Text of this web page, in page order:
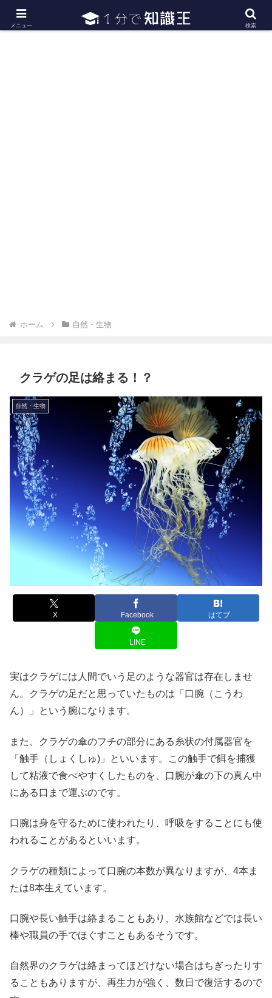
日常で必要な常識・知識や雑学・豆知識を幅広く紹介
ホーム 自然・生物
クラゲの足は絡まる！？
自然・生物
X Facebook はてブ
LINE
実はクラゲには人間でいう足のような器官は存在しませ
ん。クラゲの足だと思っていたものは「口腕（こうわ
ん）」という腕になります。
また、クラゲの傘のフチの部分にある糸状の付属器官を
「触手（しょくしゅ)」といいます。この触手で餌を捕獲
して粘液で食べやすくしたものを、口腕が傘の下の真ん中
にある口まで運ぶのです。
口腕は身を守るために使われたり、呼吸をすることにも使
われることがあるといいます。
クラゲの種類によって口腕の本数が異なりますが、4本ま
たは8本生えています。
口腕や長い触手は絡まることもあり、水族館などでは長い
棒や職員の手でほぐすこともあるそうです。
自然界のクラゲは絡まってほどけない場合はちぎったりす
ることもありますが、再生力が強く、数日で復活するので
メニュー 検索